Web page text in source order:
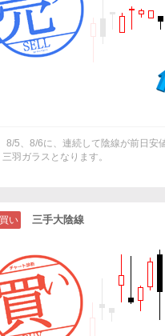
8/5、8/6に、連続して陰線が前日安
三羽ガラスとなります。
買い 三手大陰線